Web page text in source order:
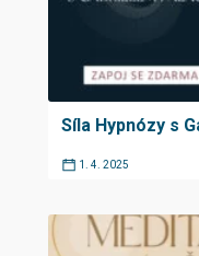
Síla Hypnózy s
1. 4. 2025